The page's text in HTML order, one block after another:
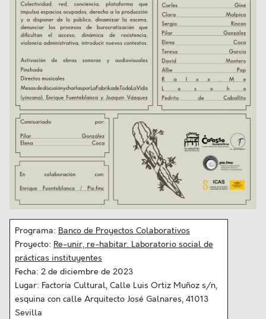
Programa: Banco de Proyectos Colaborativos
Proyecto: Re-unir, re-habitar. Laboratorio social de
prácticas instituyentes
Fecha: 2 de diciembre de 2023
Lugar: Factoría Cultural, Calle Luis Ortiz Muñoz s/n,
esquina con calle Arquitecto José Galnares, 41013
Sevilla